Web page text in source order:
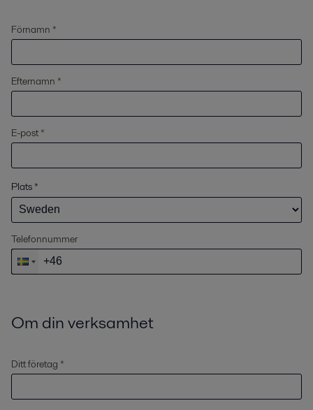
Förnamn *
Efternamn *
E-post *
Plats *
Telefonnummer
Om din verksamhet
Ditt företag *